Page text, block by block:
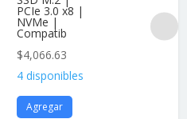
PCIe 3.0 x8 |
NVMe |
Compatib
$4,066.63
4 disponibles
Agregar